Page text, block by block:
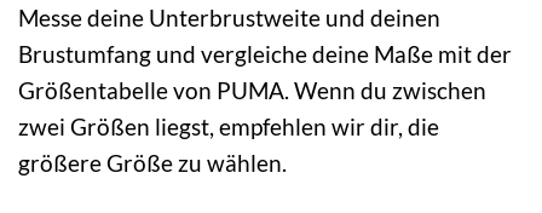
Messe deine Unterbrustweite und deinen
Brustumfang und vergleiche deine Maße mit der
Größentabelle von PUMA. Wenn du zwischen
zwei Größen liegst, empfehlen wir dir, die
größere Größe zu wählen.